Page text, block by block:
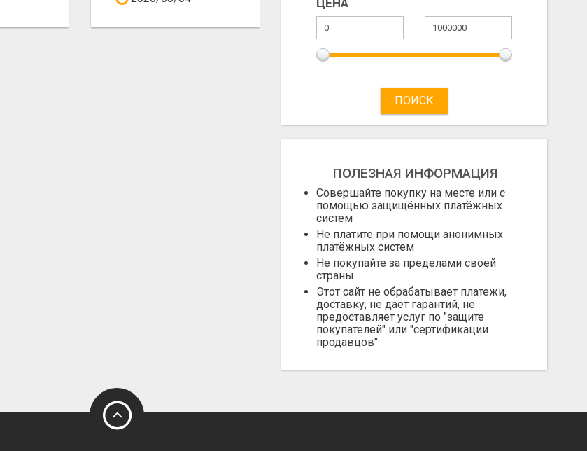
ЦЕНА
ПОИСК
ПОЛЕЗНАЯ ИНФОРМАЦИЯ
Совершайте покупку на месте или с
помощью защищённых платёжных
систем
Не платите при помощи анонимных
платёжных систем
Не покупайте за пределами своей
страны
Этот сайт не обрабатывает платежи,
доставку, не даёт гарантий, не
предоставляет услуг по "защите
покупателей" или "сертификации
продавцов"